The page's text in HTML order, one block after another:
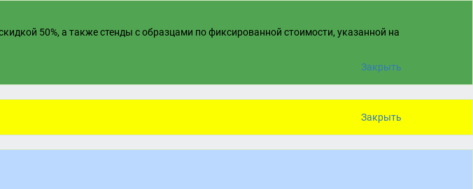
50%, а также стенды с образцами по фиксированной стоимости, указанной на
Закрыть
Закрыть